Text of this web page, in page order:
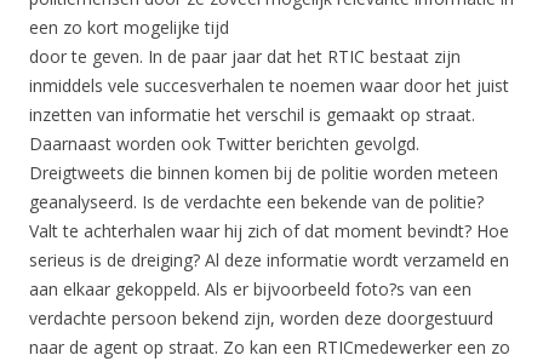
een zo kort mogelijke tijd
door te geven. In de paar jaar dat het RTIC bestaat zijn
inmiddels vele succesverhalen te noemen waar door het juist
inzetten van informatie het verschil is gemaakt op straat.
Daarnaast worden ook Twitter berichten gevolgd.
Dreigtweets die binnen komen bij de politie worden meteen
geanalyseerd. Is de verdachte een bekende van de politie?
Valt te achterhalen waar hij zich of dat moment bevindt? Hoe
serieus is de dreiging? Al deze informatie wordt verzameld en
aan elkaar gekoppeld. Als er bijvoorbeeld foto?s van een
verdachte persoon bekend zijn, worden deze doorgestuurd
naar de agent op straat. Zo kan een RTICmedewerker een zo